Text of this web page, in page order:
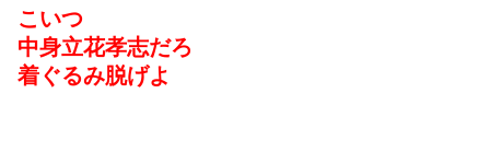
こいつ
中身立花孝志だろ
着ぐるみ脱げよ